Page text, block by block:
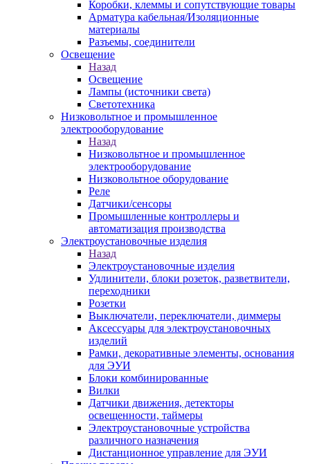
Коробки, клеммы и сопутствующие товары
Арматура кабельная/Изоляционные
материалы
Разъемы, соединители
Освещение
Назад
Освещение
Лампы (источники света)
Светотехника
Низковольтное и промышленное
электрооборудование
Назад
Низковольтное и промышленное
электрооборудование
Низковольтное оборудование
Реле
Датчики/сенсоры
Промышленные контроллеры и
автоматизация производства
Электроустановочные изделия
Назад
Электроустановочные изделия
Удлинители, блоки розеток, разветвители,
переходники
Розетки
Выключатели, переключатели, диммеры
Аксессуары для электроустановочных
изделий
Рамки, декоративные элементы, основания
для ЭУИ
Блоки комбинированные
Вилки
Датчики движения, детекторы
освещенности, таймеры
Электроустановочные устройства
различного назначения
Дистанционное управление для ЭУИ